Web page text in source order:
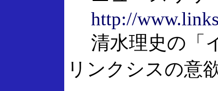
http://
清水理史の「
リンクシスの意